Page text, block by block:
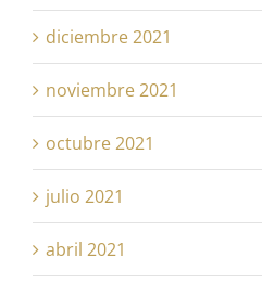
diciembre 2021
noviembre 2021
octubre 2021
julio 2021
abril 2021